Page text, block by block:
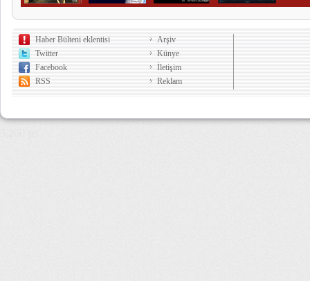
Haber Bülteni eklentisi
Twitter
Facebook
RSS
Arşiv
Künye
İletişim
Reklam